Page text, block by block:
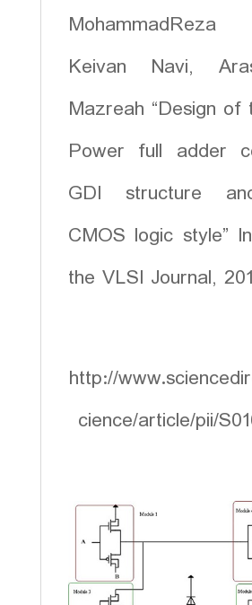
Keivan Navi,
Mazreah “Design
Power full adder
GDI structure
CMOS logic style”
the VLSI Journal,
http://
cience/article/pii/